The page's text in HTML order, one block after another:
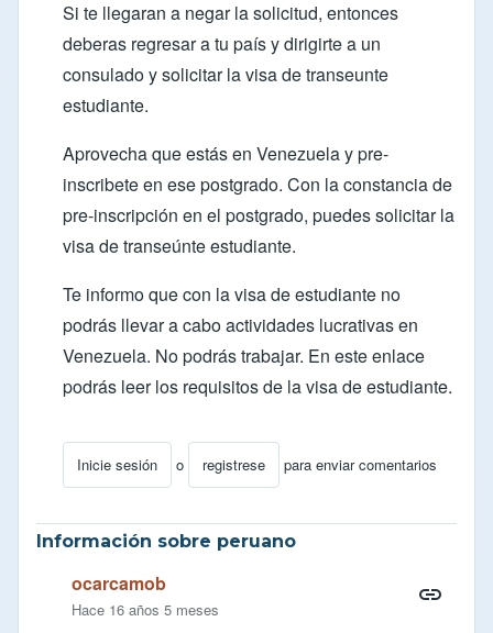
Si te llegaran a negar la solicitud, entonces
deberas regresar a tu país y dirigirte a un
consulado y solicitar la visa de transeunte
estudiante.
Aprovecha que estás en Venezuela y pre-
inscribete en ese postgrado. Con la constancia de
pre-inscripción en el postgrado, puedes solicitar la
visa de transeúnte estudiante.
Te informo que con la visa de estudiante no
podrás llevar a cabo actividades lucrativas en
Venezuela. No podrás trabajar. En esteenlace
podrás leer los requisitos de la visa de estudiante.
Inicie sesión o registrese para enviar comentarios
En respuesta a como obtener una visa estudiantil o
Información sobre peruano
ocarcamob
Hace 16 años 5 meses